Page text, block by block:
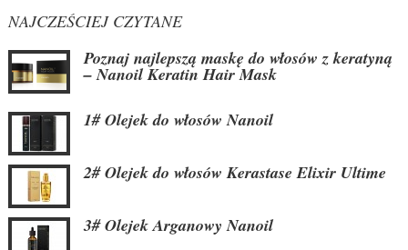
NAJCZEŚCIEJ CZYTANE
Poznaj najlepszą maskę do włosów z keratyną
– Nanoil Keratin Hair Mask
1# Olejek do włosów Nanoil
2# Olejek do włosów Kerastase Elixir Ultime
3# Olejek Arganowy Nanoil